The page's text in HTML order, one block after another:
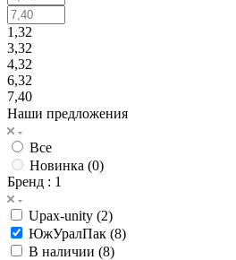
1,32
3,32
4,32
6,32
7,40
Наши предложения
Все
Новинка (0)
Бренд : 1
Upax-unity (2)
ЮжУралПак (8)
В наличии (8)